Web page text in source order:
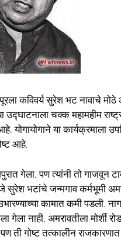
कविवर्य सुरेश भट नावाचे मोठे
उद्घाटनाला चक्क महामहीम
योगायोगाने या कार्यक्रमाला
आहे.
गेला. पण त्यांनी तो गाजवून
भटांचे जन्मगाव कर्मभूमी
कामात कमी पडली.
नाही. अमरावतीला मोर्शी
ती गोष्ट तत्कालीन